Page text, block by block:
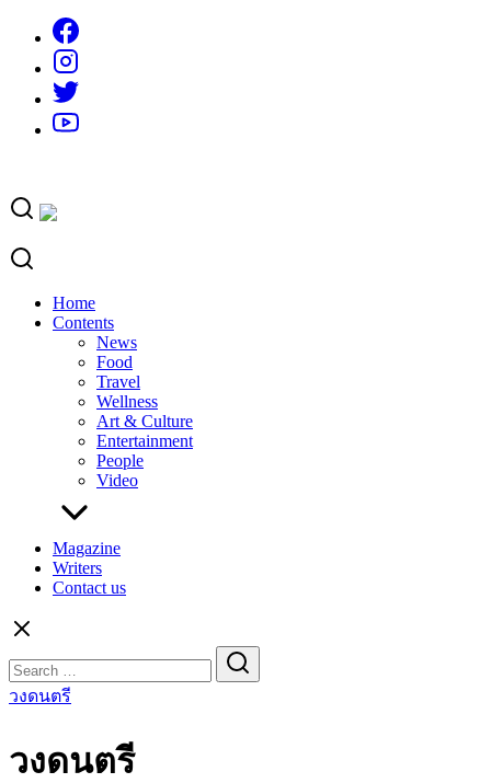
content
Home
Contents
News
Food
Travel
Wellness
Art & Culture
Entertainment
People
Video
Magazine
Writers
Contact us
for:
วงดนตรี
วงดนตรี